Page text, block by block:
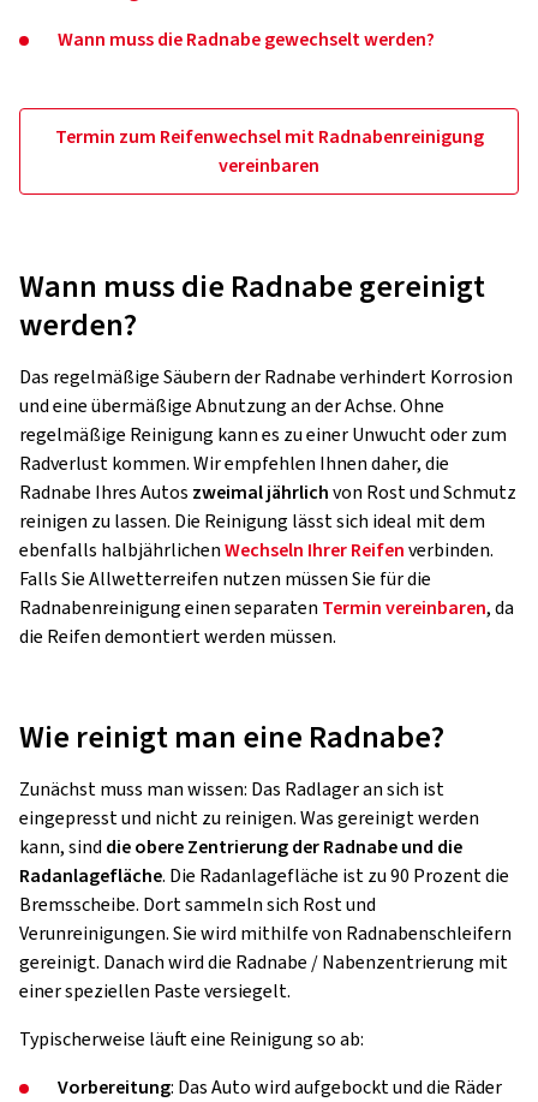
Wann muss die Radnabe gewechselt werden?
Termin zum Reifenwechsel mit Radnabenreinigung
vereinbaren
Wann muss die Radnabe gereinigt
werden?
Das regelmäßige Säubern der Radnabe verhindert Korrosion
und eine übermäßige Abnutzung an der Achse. Ohne
regelmäßige Reinigung kann es zu einer Unwucht oder zum
Radverlust kommen. Wir empfehlen Ihnen daher, die
Radnabe Ihres Autos zweimal jährlichvon Rost und Schmutz
reinigen zu lassen. Die Reinigung lässt sich ideal mit dem
ebenfalls halbjährlichenWechseln Ihrer Reifenverbinden.
Falls Sie Allwetterreifen nutzen müssen Sie für die
Radnabenreinigung einen separaten Termin vereinbaren, da
die Reifen demontiert werden müssen.
Wie reinigt man eine Radnabe?
Zunächst muss man wissen: Das Radlager an sich ist
eingepresst und nicht zu reinigen. Was gereinigt werden
kann, sind die obere Zentrierung der Radnabe und die
Radanlagefläche. Die Radanlagefläche ist zu 90 Prozent die
Bremsscheibe. Dort sammeln sich Rost und
Verunreinigungen. Sie wird mithilfe von Radnabenschleifern
gereinigt. Danach wird die Radnabe / Nabenzentrierung mit
einer speziellen Paste versiegelt.
Typischerweise läuft eine Reinigung so ab:
Vorbereitung: Das Auto wird aufgebockt und die Räder